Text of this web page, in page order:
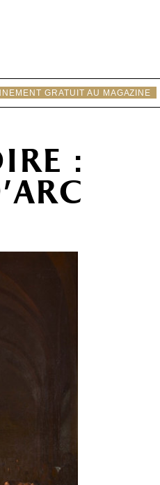
GRATUIT AU MAGAZINE
: